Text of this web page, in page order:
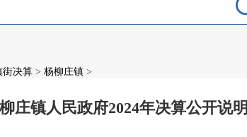
街决算 > 杨柳庄镇 >
庄镇人民政府2024年决算公开说明